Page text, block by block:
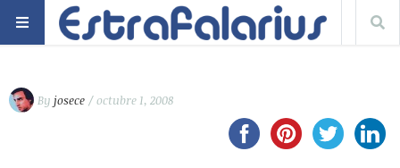
By josece / octubre 1, 2008